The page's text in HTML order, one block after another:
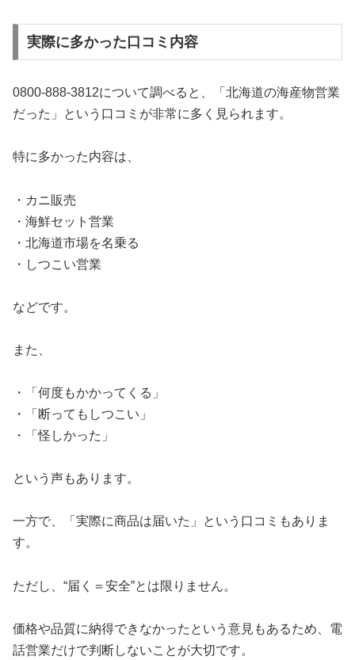
実際に多かった口コミ内容
0800-888-3812について調べると、「北海道の海産物営業
だった」という口コミが非常に多く見られます。
特に多かった内容は、
・カニ販売
・海鮮セット営業
・北海道市場を名乗る
・しつこい営業
などです。
また、
・「何度もかかってくる」
・「断ってもしつこい」
・「怪しかった」
という声もあります。
一方で、「実際に商品は届いた」という口コミもありま
す。
ただし、“届く＝安全”とは限りません。
価格や品質に納得できなかったという意見もあるため、電
話営業だけで判断しないことが大切です。